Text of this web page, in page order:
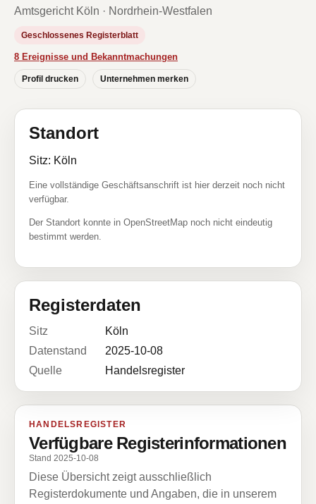
Amtsgericht Köln · Nordrhein-Westfalen
Geschlossenes Registerblatt
8 Ereignisse und Bekanntmachungen
Profil drucken Unternehmen merken
Standort
Sitz: Köln
Eine vollständige Geschäftsanschrift ist hier derzeit noch nicht
verfügbar.
Der Standort konnte in OpenStreetMap noch nicht eindeutig
bestimmt werden.
Registerdaten
Sitz
Köln
Datenstand
2025-10-08
Quelle
Handelsregister
HANDELSREGISTER
Verfügbare Registerinformationen
Stand 2025-10-08
Diese Übersicht zeigt ausschließlich
Registerdokumente und Angaben, die in unserem